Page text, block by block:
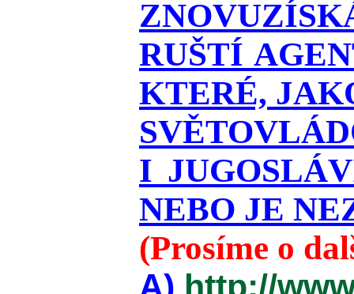
RUŠTÍ
KTERÉ,
I
NEBO JE
(Prosíme o